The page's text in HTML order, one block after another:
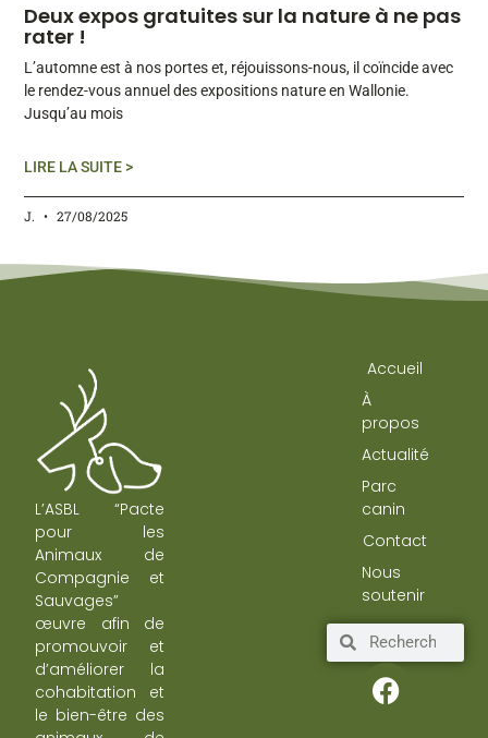
Deux expos gratuites sur la nature à ne pas
rater !
L’automne est à nos portes et, réjouissons-nous, il coïncide avec
le rendez-vous annuel des expositions nature en Wallonie.
Jusqu’au mois
LIRE LA SUITE >
J. 27/08/2025
Accueil
À
propos
Actualité
Parc
canin
Contact
Nous
soutenir
L’ASBL “Pacte
pour les
Animaux de
Compagnie et
Sauvages”
œuvre afin de
promouvoir et
d’améliorer la
cohabitation et
le bien-être des